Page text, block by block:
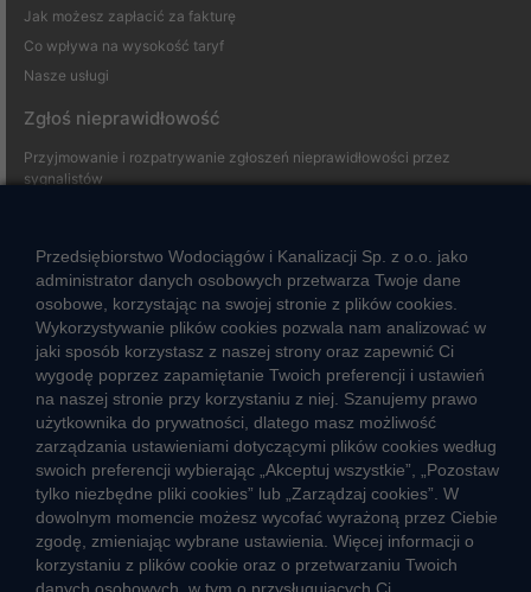
Jak możesz zapłacić za fakturę
Co wpływa na wysokość taryf
Nasze usługi
Zgłoś nieprawidłowość
Przyjmowanie i rozpatrywanie zgłoszeń nieprawidłowości przez
sygnalistów
Strefa klienta
Aktualności
Informacja o jakości wody
Informacje o przerwach w dostawie wody
Pogotowie wodociągowe
Jak oszczędzać wodę
Czego nie wrzucać do kanalizacji
Jak unikać strat wody
Nawyki eko-mieszkańca
Dane kluczowe
Przedsiębiorstwo Wodociągów i Kanalizacji Sp. z o.o. jako
administrator danych osobowych przetwarza Twoje dane
osobowe, korzystając na swojej stronie z plików cookies.
Wykorzystywanie plików cookies pozwala nam analizować w
jaki sposób korzystasz z naszej strony oraz zapewnić Ci
wygodę poprzez zapamiętanie Twoich preferencji i ustawień
na naszej stronie przy korzystaniu z niej. Szanujemy prawo
użytkownika do prywatności, dlatego masz możliwość
zarządzania ustawieniami dotyczącymi plików cookies według
swoich preferencji wybierając „Akceptuj wszystkie”, „Pozostaw
tylko niezbędne pliki cookies” lub „Zarządzaj cookies”. W
dowolnym momencie możesz wycofać wyrażoną przez Ciebie
zgodę, zmieniając wybrane ustawienia. Więcej informacji o
korzystaniu z plików cookie oraz o przetwarzaniu Twoich